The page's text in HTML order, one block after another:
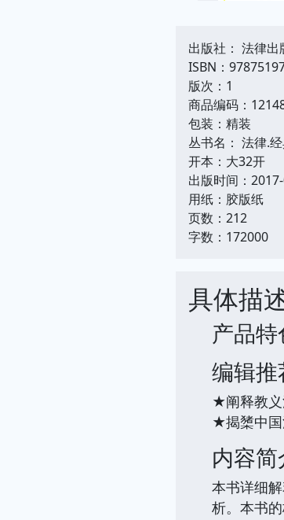
出版社： 法律出
ISBN：
版次：1
商品编码：
包装：精装
丛书名： 法律.
开本：大32开
出版时间：
用纸：胶版纸
页数：212
字数：172000
具体描
产品特
编辑推
★阐释教义
★揭橥中国
内容简
本书详细
析。本书